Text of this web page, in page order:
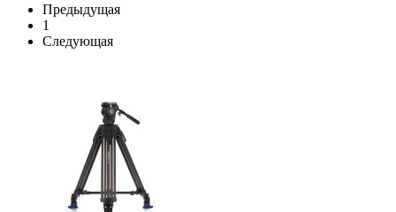
Предыдущая
1
Следующая